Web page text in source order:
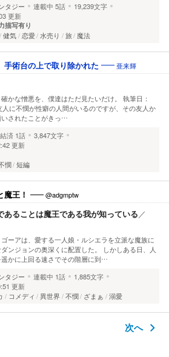
タジー 連載中 5話
19,239文字
更新
描写有り
健気 恋愛 水売り 旅 魔法
手術台の上で取り除かれた 亜来輝
かな憎悪を、僕達はただ見たいだけ。 執筆日：
人に不憫が性癖の人間がいるのですが、その友人か
いされたことがきっ…
済 1話
3,847文字
更新
憫 短編
魔王！ @adgmptw
あることは魔王である我が知っている／
ーアは、愛する一人娘・ルシエラを立派な魔族に
ンジョンの奥深くに配置した。 しかしある日、人
かに上回る速さでその階層に到…
タジー 連載中 1話
1,885文字
更新
コメディ 異世界 不憫 ざまぁ 溺愛
次へ